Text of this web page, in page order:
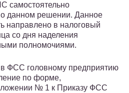
самостоятельно
данном решении. Данное
направлено в налоговый
со дня наделения
полномочиями.
ФСС головному предприятию
по форме,
№ 1 к Приказу ФСС